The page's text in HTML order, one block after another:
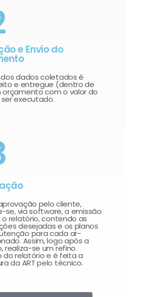
e Envio do
dados coletados é
e entregue (dentro de
orçamento com o valor do
ser executado.
pelo cliente,
se, via software, a emissão
relatório, contendo as
desejadas e os planos
para cada ar-
Assim, logo após a
realiza-se um refino
do relatório e é feita a
da ART pelo técnico.